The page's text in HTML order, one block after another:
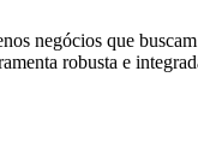
negócios que
robusta e